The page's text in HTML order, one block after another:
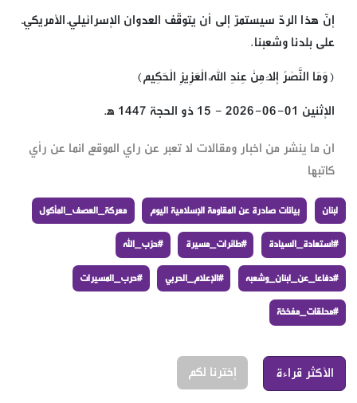
إنّ هذا الردّ سيستمرّ إلى أن يتوقّف العدوان الإسرائيليّ الأمريكيّ
على بلدنا وشعبنا.
﴿وَمَا النَّصْرُ إِلاَّ مِنْ عِندِ اللّهِ الْعَزِيزِ الْحَكِيم﴾
الإثنين 01-06-2026 - 15 ذو الحجة 1447 هـ
ان ما ينشر من اخبار ومقالات لا تعبر عن راي الموقع انما عن رأي
كاتبها
لبنان بيانات صادرة عن المقاومة الإسلامية اليوم معركة_العصف_المأكول
#استعادة_السيادة #طائرات_مسيرة #حزب_الله
#دفاعا_عن_لبنان_وشعبه #الإعلام_الحربي #حرب_المسيرات
#محلقات_مفخخة
الأكثر قراءة إخترنا لكم